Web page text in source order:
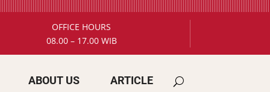
OFFICE HOURS
08.00 – 17.00 WIB
ABOUT US ARTICLE